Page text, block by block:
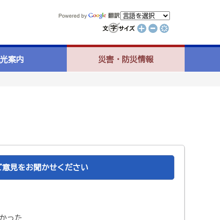
案内 災害・防災情報
見をお聞かせください
った